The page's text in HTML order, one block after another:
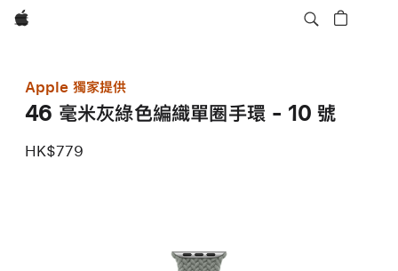
Apple
Apple 獨家提供
46 毫米灰綠色編織單圈手環 - 10 號
HK$779